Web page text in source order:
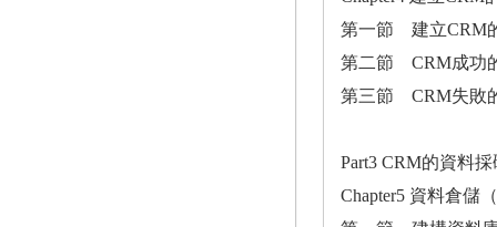
第一節 建立CRM
第二節 CRM成功
第三節 CRM失敗
Part3 CRM的資料
Chapter5 資料倉儲